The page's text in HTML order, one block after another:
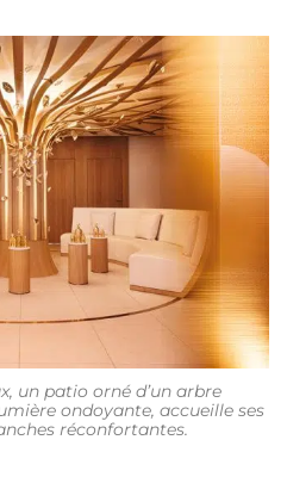
un patio orné d’un arbre
ondoyante, accueille ses
réconfortantes.